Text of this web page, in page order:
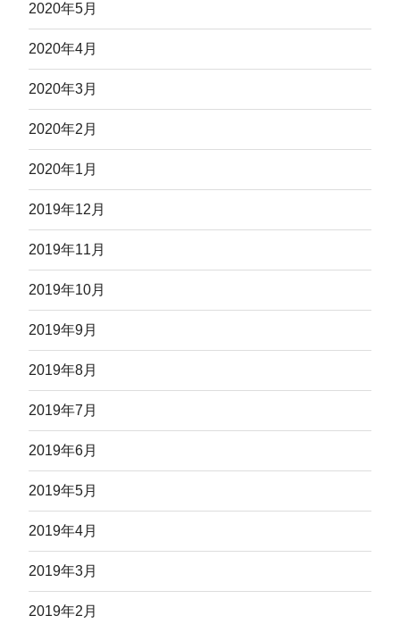
2020年5月
2020年4月
2020年3月
2020年2月
2020年1月
2019年12月
2019年11月
2019年10月
2019年9月
2019年8月
2019年7月
2019年6月
2019年5月
2019年4月
2019年3月
2019年2月